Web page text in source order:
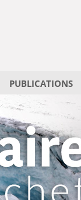
PUBLICATIONS